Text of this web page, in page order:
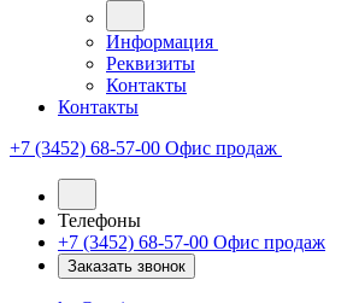
Информация
Реквизиты
Контакты
Контакты
+7 (3452) 68-57-00 Офис продаж
Телефоны
+7 (3452) 68-57-00 Офис продаж
Заказать звонок